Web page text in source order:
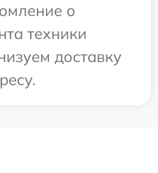
о
техники
доставку